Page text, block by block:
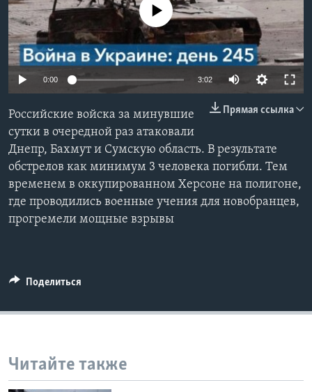
Learning English
СОЦИАЛЬНЫЕ СЕТИ
Языки
No media source currently available
0:00 3:02
Прямая ссылка
Российские войска за минувшие
сутки в очередной раз атаковали
Днепр, Бахмут и Сумскую область. В результате
обстрелов как минимум 3 человека погибли. Тем
временем в оккупированном Херсоне на полигоне,
где проводились военные учения для новобранцев,
прогремели мощные взрывы
Поделиться
Читайте также